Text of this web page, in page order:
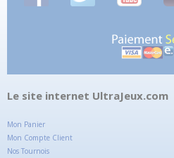
Le site internet UltraJeux.com
Mon Panier
Mon Compte Client
Nos Tournois